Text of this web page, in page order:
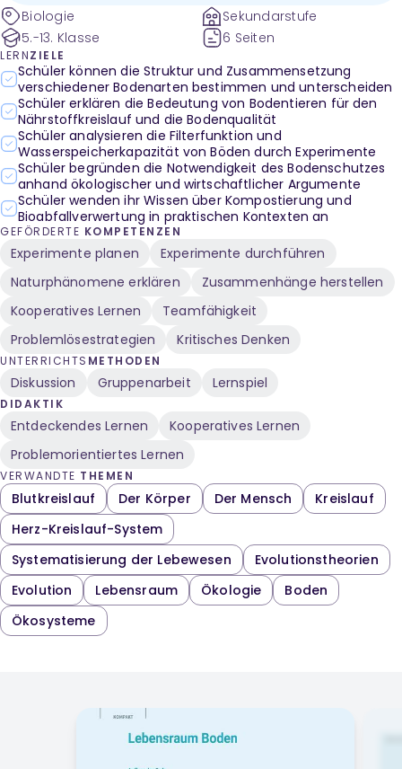
Biologie
5.-13. Klasse
Sekundarstufe
6 Seiten
LERNZIELE
Schüler können die Struktur und Zusammensetzung
verschiedener Bodenarten bestimmen und unterscheiden
Schüler erklären die Bedeutung von Bodentieren für den
Nährstoffkreislauf und die Bodenqualität
Schüler analysieren die Filterfunktion und
Wasserspeicherkapazität von Böden durch Experimente
Schüler begründen die Notwendigkeit des Bodenschutzes
anhand ökologischer und wirtschaftlicher Argumente
Schüler wenden ihr Wissen über Kompostierung und
Bioabfallverwertung in praktischen Kontexten an
GEFÖRDERTE KOMPETENZEN
Experimente planen
Experimente durchführen
Naturphänomene erklären
Zusammenhänge herstellen
Kooperatives Lernen
Teamfähigkeit
Problemlösestrategien
Kritisches Denken
UNTERRICHTS METHODEN
Diskussion Gruppenarbeit Lernspiel
DIDAKTIK
Entdeckendes Lernen
Kooperatives Lernen
Problemorientiertes Lernen
VERWANDTE THEMEN
Blutkreislauf Der Körper Der Mensch
Kreislauf
Herz-Kreislauf-System
Systematisierung der Lebewesen
Evolutionstheorien
Evolution
Lebensraum Ökologie
Boden
Ökosysteme